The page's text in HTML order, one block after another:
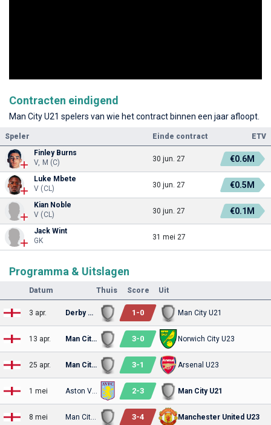
Contracten eindigend
Man City U21 spelers van wie het contract binnen een jaar afloopt.
Speler Einde contract
ETV
Finley Burns
V, M (C)
30 jun. 27 €0.6M
Luke Mbete
V (CL)
30 jun. 27 €0.5M
Kian Noble
V (CL)
30 jun. 27 €0.1M
Jack Wint
GK
31 mei 27
Programma & Uitslagen
Datum Thuis Score Uit
3 apr. Derby County U23 1 -0 Man City U21
13 apr. Man City U21 3-0 Norwich City U23
25 apr. Man City U21 3-1 Arsenal U23
1 mei Aston Villa U23 2-3 Man City U21
8 mei Man City U21 3-4 Manchester United U23